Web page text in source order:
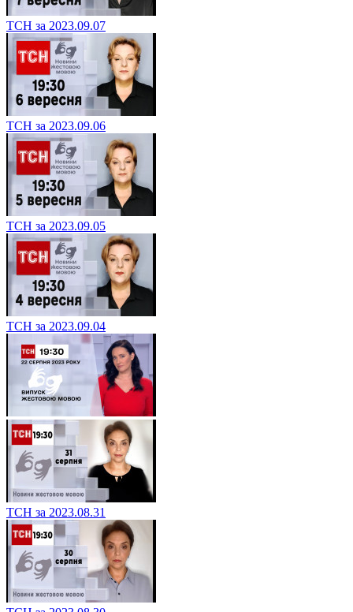
ТСН за 2023.09.07
ТСН за 2023.09.06
ТСН за 2023.09.05
ТСН за 2023.09.04
ТСН за 2023.08.31